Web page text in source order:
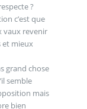
?
c’est que
vaux revenir
et mieux
grand chose
semble
mais
bien